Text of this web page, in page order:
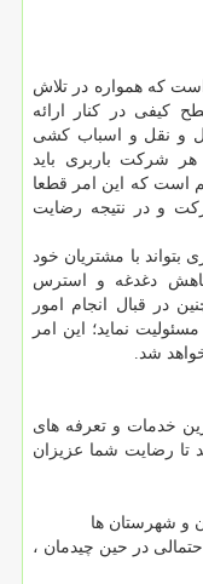
که همواره در تلاش
کیفی در کنار ارائه
و نقل و اسباب کشی
شرکت باربری باید
است که این امر قطعا
و در نتیجه رضایت
بتواند با مشتریان خود
کاهش دغدغه و استرس
در قبال انجام امور
نماید؛ این امر
شد.
خدمات و تعرفه های
تا رضایت شما عزیزان
و شهرستان ها
در حین چیدمان ،